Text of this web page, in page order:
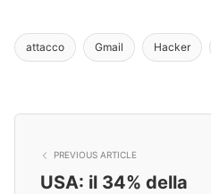
attacco Gmail Hacker
PREVIOUS ARTICLE
USA: il 34% della